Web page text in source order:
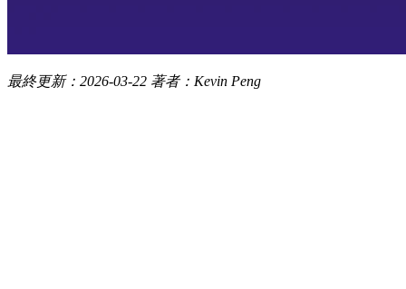
最終更新：2026-03-22 著者：Kevin Peng